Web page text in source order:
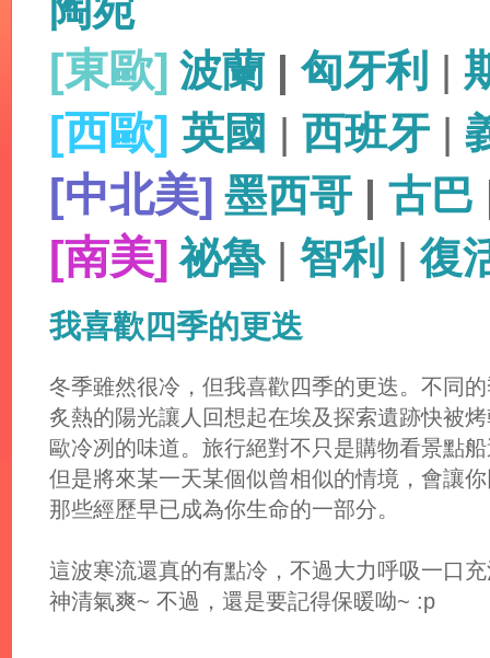
陶宛
[東歐] 波蘭 | 匈牙利 |
[西歐] 英國 | 西班牙 |
[中北美] 墨西哥 | 古巴
[南美] 祕魯| 智利 |復
我喜歡四季的更迭
冬季雖然很冷，但我喜歡四季的更迭。不同
炙熱的陽光讓人回想起在埃及探索遺跡快被
歐冷冽的味道。旅行絕對不只是購物看景點
但是將來某一天某個似曾相似的情境，會讓
那些經歷早已成為你生命的一部分。
這波寒流還真的有點冷，不過大力呼吸一口
神清氣爽~ 不過，還是要記得保暖呦~ :p